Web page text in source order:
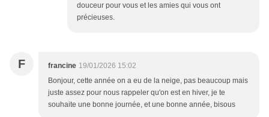
douceur pour vous et les amies qui vous ont
précieuses.
F francine 19/01/2026 15:02
Bonjour, cette année on a eu de la neige, pas beaucoup mais
juste assez pour nous rappeler qu'on est en hiver, je te
souhaite une bonne journée, et une bonne année, bisous